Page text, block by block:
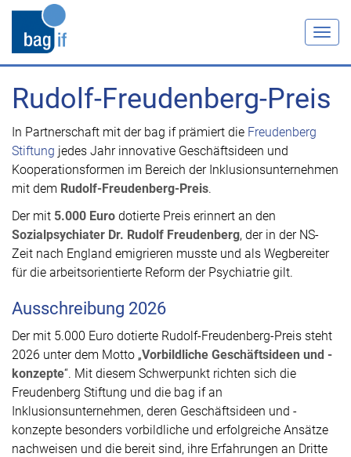
Rudolf-Freudenberg-Preis
In Partnerschaft mit der bag if prämiert die Freudenberg
Stiftung jedes Jahr innovative Geschäftsideen und
Kooperationsformen im Bereich der Inklusionsunternehmen
mit dem Rudolf-Freudenberg-Preis.
Der mit 5.000 Euro dotierte Preis erinnert an den
Sozialpsychiater Dr. Rudolf Freudenberg, der in der NS-
Zeit nach England emigrieren musste und als Wegbereiter
für die arbeitsorientierte Reform der Psychiatrie gilt.
Ausschreibung 2026
Der mit 5.000 Euro dotierte Rudolf-Freudenberg-Preis steht
2026 unter dem Motto „Vorbildliche Geschäftsideen und -
konzepte“. Mit diesem Schwerpunkt richten sich die
Freudenberg Stiftung und die bag if an
Inklusionsunternehmen, deren Geschäftsideen und -
konzepte besonders vorbildliche und erfolgreiche Ansätze
nachweisen und die bereit sind, ihre Erfahrungen an Dritte